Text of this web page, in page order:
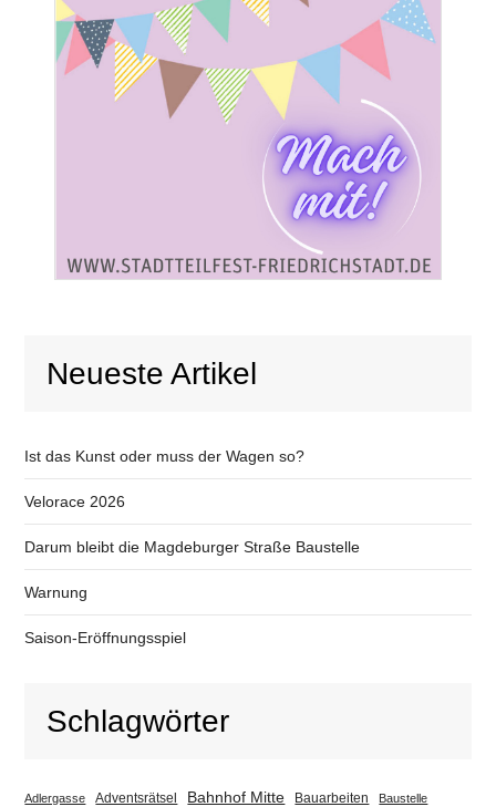
Neueste Artikel
Ist das Kunst oder muss der Wagen so?
Velorace 2026
Darum bleibt die Magdeburger Straße Baustelle
Warnung
Saison-Eröffnungsspiel
Schlagwörter
Adlergasse Adventsrätsel Bahnhof Mitte Bauarbeiten Baustelle